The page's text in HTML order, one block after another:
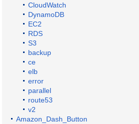
CloudWatch
DynamoDB
EC2
RDS
S3
backup
ce
elb
error
parallel
route53
v2
Amazon_Dash_Button